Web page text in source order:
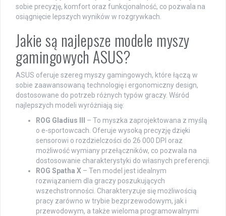
sobie precyzję, komfort oraz funkcjonalność, co pozwala na
osiągnięcie lepszych wyników w rozgrywkach.
Jakie są najlepsze modele myszy
gamingowych ASUS?
ASUS oferuje szereg myszy gamingowych, które łączą w
sobie zaawansowaną technologię i ergonomiczny design,
dostosowane do potrzeb różnych typów graczy. Wśród
najlepszych modeli wyróżniają się:
ROG Gladius III
– To myszka zaprojektowana z myślą
o e-sportowcach. Oferuje wysoką precyzję dzięki
sensorowi o rozdzielczości do 26 000 DPI oraz
możliwość wymiany przełączników, co pozwala na
dostosowanie charakterystyki do własnych preferencji.
ROG Spatha X – Ten model jest idealnym
rozwiązaniem dla graczy poszukujących
wszechstronności. Charakteryzuje się możliwością
pracy zarówno w trybie bezprzewodowym, jak i
przewodowym, a także wieloma programowalnymi